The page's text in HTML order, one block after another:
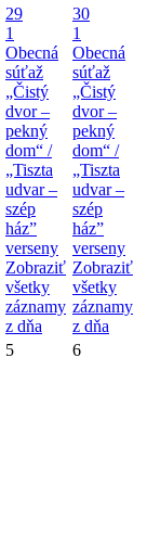
29
1
Obecná
súťaž
„Čistý
dvor –
pekný
dom“ /
„Tiszta
udvar –
szép
ház”
verseny
Zobraziť
všetky
záznamy
z dňa
30
1
Obecná
súťaž
„Čistý
dvor –
pekný
dom“ /
„Tiszta
udvar –
szép
ház”
verseny
Zobraziť
všetky
záznamy
z dňa
5 6